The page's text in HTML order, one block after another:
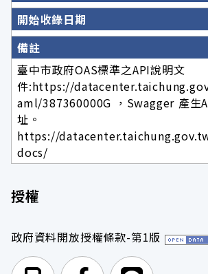
開始收錄日期
備註
臺中市政府OAS標準之API說明文
件:https://
aml/387360000G ，Swagger 產生
址。
https://
docs/
授權
政府資料開放授權條款-第1版